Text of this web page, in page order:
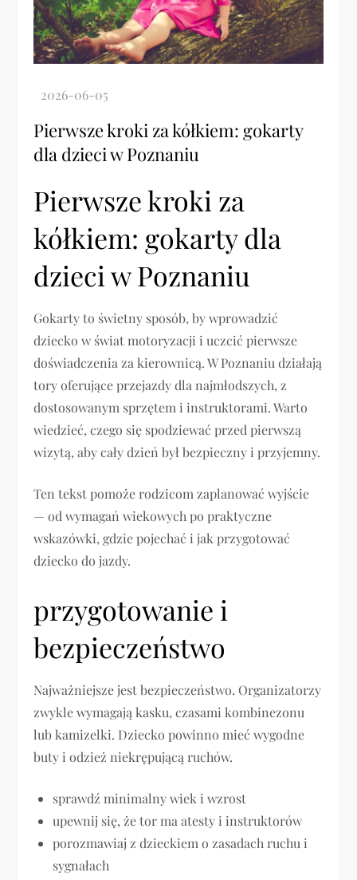
Pierwsze kroki za kółkiem: gokarty
dla dzieci w Poznaniu
Pierwsze kroki za
kółkiem: gokarty dla
dzieci w Poznaniu
Gokarty to świetny sposób, by wprowadzić
dziecko w świat motoryzacji i uczcić pierwsze
doświadczenia za kierownicą. W Poznaniu działają
tory oferujące przejazdy dla najmłodszych, z
dostosowanym sprzętem i instruktorami. Warto
wiedzieć, czego się spodziewać przed pierwszą
wizytą, aby cały dzień był bezpieczny i przyjemny.
Ten tekst pomoże rodzicom zaplanować wyjście
— od wymagań wiekowych po praktyczne
wskazówki, gdzie pojechać i jak przygotować
dziecko do jazdy.
przygotowanie i
bezpieczeństwo
Najważniejsze jest bezpieczeństwo. Organizatorzy
zwykle wymagają kasku, czasami kombinezonu
lub kamizelki. Dziecko powinno mieć wygodne
buty i odzież niekrępującą ruchów.
sprawdź minimalny wiek i wzrost
upewnij się, że tor ma atesty i instruktorów
porozmawiaj z dzieckiem o zasadach ruchu i
sygnałach